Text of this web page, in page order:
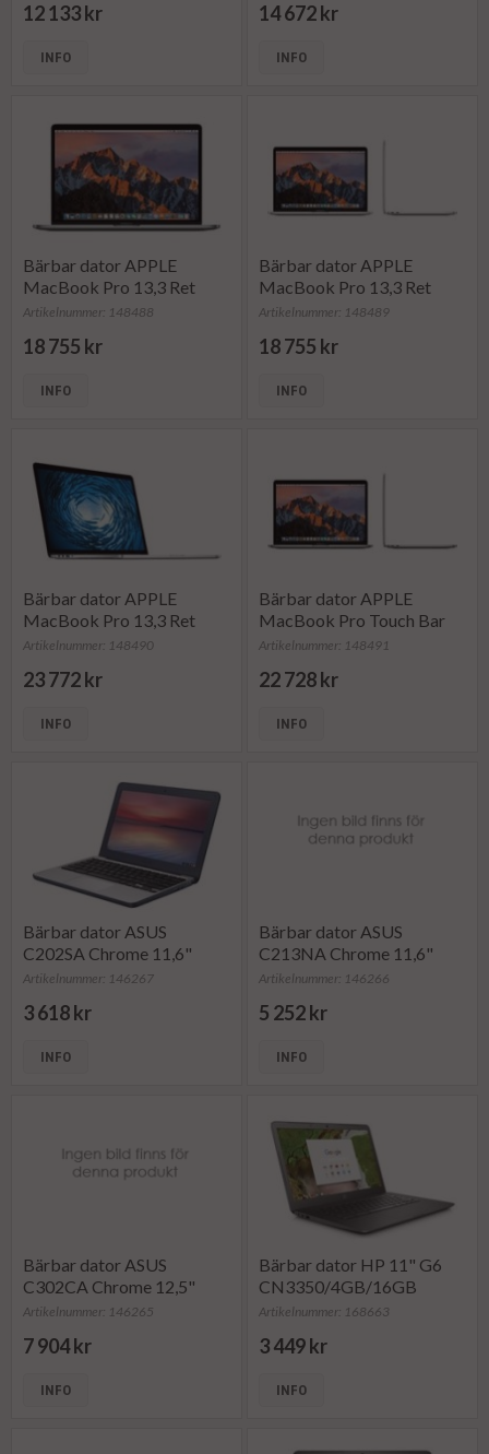
12 133 kr
INFO
14 672 kr
INFO
Bärbar dator APPLE
MacBook Pro 13,3 Ret
Artikelnummer: 148488
18 755 kr
INFO
Bärbar dator APPLE
MacBook Pro 13,3 Ret
Artikelnummer: 148489
18 755 kr
INFO
Bärbar dator APPLE
MacBook Pro 13,3 Ret
Artikelnummer: 148490
23 772 kr
INFO
Bärbar dator APPLE
MacBook Pro Touch Bar
Artikelnummer: 148491
22 728 kr
INFO
Bärbar dator ASUS
C202SA Chrome 11,6"
Artikelnummer: 146267
3 618 kr
INFO
Bärbar dator ASUS
C213NA Chrome 11,6"
Artikelnummer: 146266
5 252 kr
INFO
Bärbar dator ASUS
C302CA Chrome 12,5"
Artikelnummer: 146265
7 904 kr
INFO
Bärbar dator HP 11" G6
CN3350/4GB/16GB
Artikelnummer: 168663
3 449 kr
INFO